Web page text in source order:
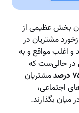
بخش عظیمی از
مشتریان در
اغلب مواقع و به
در حالی‌ست که
مشتریان
اجتماعی،
میان بگذارند.